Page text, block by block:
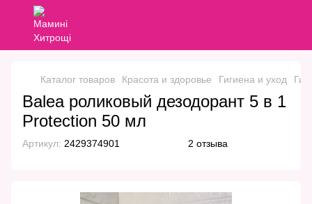
Каталог товаров Красота и здоровье Гигиена и уход
Balea роликовый дезодорант 5 в 1
Protection 50 мл
Артикул: 2429374901 2 отзыва